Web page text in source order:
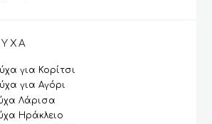
για Κορίτσι
για Αγόρι
Λάρισα
Ηράκλειο